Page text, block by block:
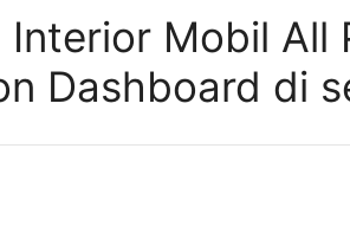
Mobil All
Dashboard di